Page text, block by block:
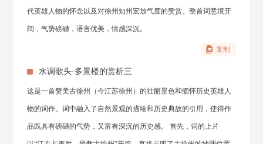
代英雄人物的怀念以及对徐州知州宏放气度的赞赏。整首词意境开
阔，气势磅礴，语言优美，情感深沉。
复制
水调歌头·多景楼的赏析三
这是一首赞美古徐州（今江苏徐州）的壮丽景色和缅怀历史英雄人
物的词作。词中融入了自然景观的描绘和历史典故的引用，使得作
品既具有磅礴的气势，又富有深沉的历史感。 首先，词的上片